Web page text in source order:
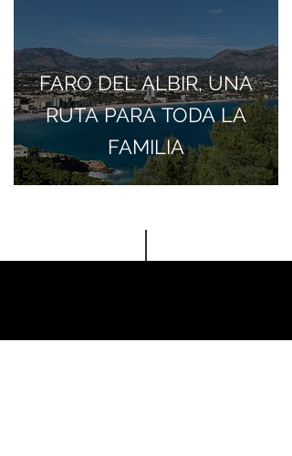
FARO DEL ALBIR, UNA
RUTA PARA TODA LA
FAMILIA